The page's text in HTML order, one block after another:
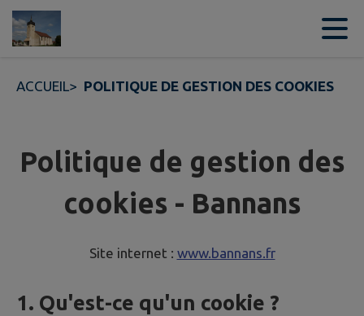
Contenu
ACCUEIL> POLITIQUE DE GESTION DES COOKIES
Politique de gestion des
cookies - Bannans
Site internet : www.bannans.fr
1. Qu'est-ce qu'un cookie ?